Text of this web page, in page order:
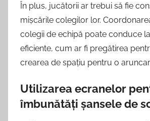
În plus, jucătorii ar trebui să fie
mișcările colegilor lor.
colegii de echipă poate conduce
eficiente, cum ar fi pregătirea
crearea de spațiu pentru o
Utilizarea ecranelor
îmbunătăți șansele de